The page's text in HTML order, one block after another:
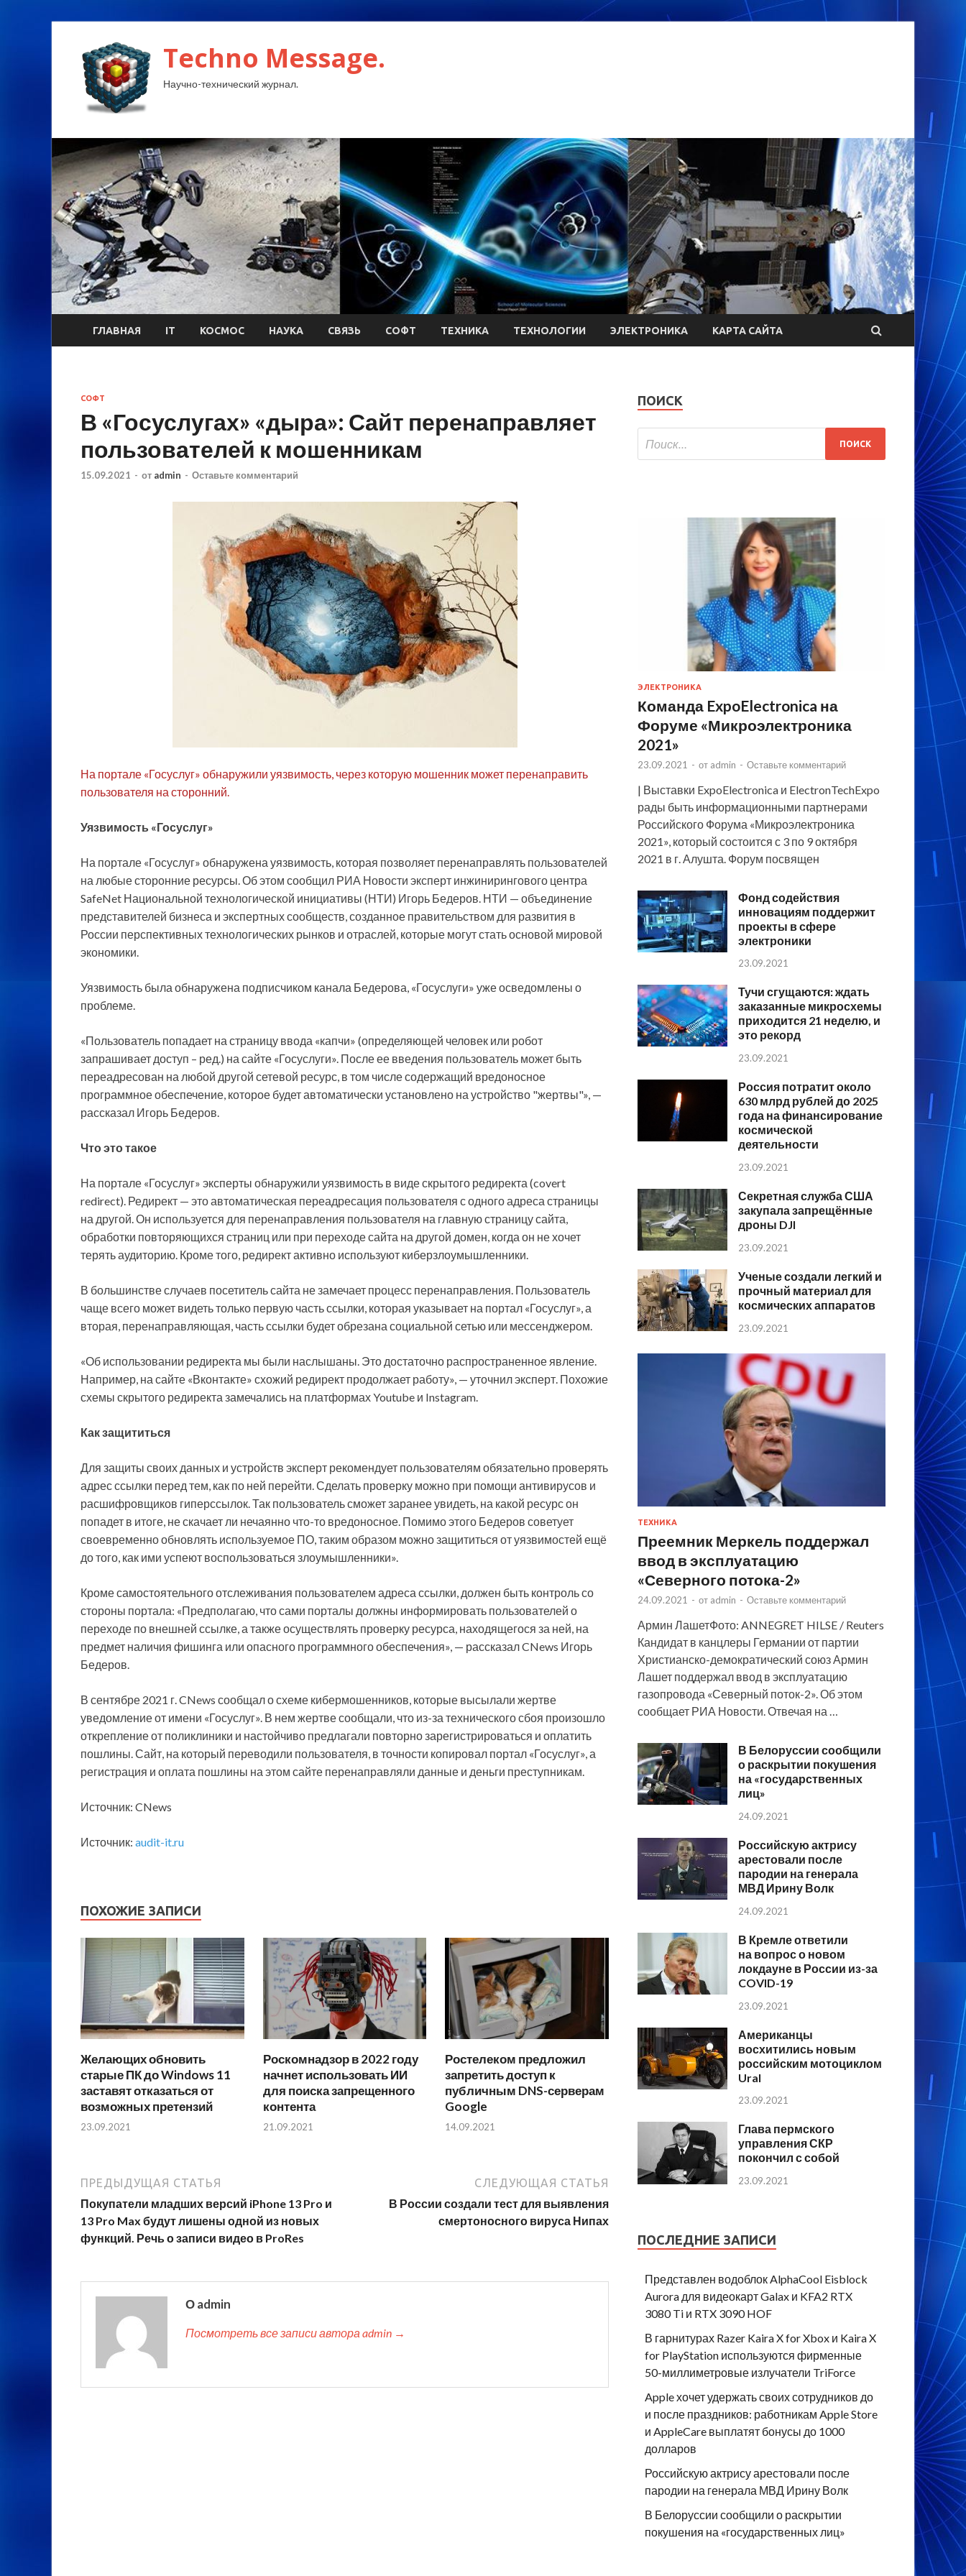
Techno Message.
Научно-технический журнал.
ГЛАВНАЯ IT КОСМОС НАУКА СВЯЗЬ СОФТ ТЕХНИКА ТЕХНОЛОГИИ ЭЛЕКТРОНИКА КАРТА САЙТА
СОФТ
В «Госуслугах» «дыра»: Сайт перенаправляет
пользователей к мошенникам
15.09.2021 - от admin - Оставьте комментарий
На портале «Госуслуг» обнаружили уязвимость, через которую мошенник может перенаправить
пользователя на сторонний.
Уязвимость «Госуслуг»
На портале «Госуслуг» обнаружена уязвимость, которая позволяет перенаправлять пользователей
на любые сторонние ресурсы. Об этом сообщил РИА Новости эксперт инжинирингового центра
SafeNet Национальной технологической инициативы (НТИ) Игорь Бедеров. НТИ — объединение
представителей бизнеса и экспертных сообществ, созданное правительством для развития в
России перспективных технологических рынков и отраслей, которые могут стать основой мировой
экономики.
Уязвимость была обнаружена подписчиком канала Бедерова, «Госуслуги» уже осведомлены о
проблеме.
«Пользователь попадает на страницу ввода «капчи» (определяющей человек или робот
запрашивает доступ – ред.) на сайте «Госуслуги». После ее введения пользователь может быть
переадресован на любой другой сетевой ресурс, в том числе содержащий вредоносное
программное обеспечение, которое будет автоматически установлено на устройство "жертвы"», —
рассказал Игорь Бедеров.
Что это такое
На портале «Госуслуг» эксперты обнаружили уязвимость в виде скрытого редиректа (covert
redirect). Редирект — это автоматическая переадресация пользователя с одного адреса страницы
на другой. Он используется для перенаправления пользователя на главную страницу сайта,
обработки повторяющихся страниц или при переходе сайта на другой домен, когда он не хочет
терять аудиторию. Кроме того, редирект активно используют киберзлоумышленники.
В большинстве случаев посетитель сайта не замечает процесс перенаправления. Пользователь
чаще всего может видеть только первую часть ссылки, которая указывает на портал «Госуслуг», а
вторая, перенаправляющая, часть ссылки будет обрезана социальной сетью или мессенджером.
«Об использовании редиректа мы были наслышаны. Это достаточно распространенное явление.
Например, на сайте «Вконтакте» схожий редирект продолжает работу», — уточнил эксперт. Похожие
схемы скрытого редиректа замечались на платформах Youtube и Instagram.
Как защититься
Для защиты своих данных и устройств эксперт рекомендует пользователям обязательно проверять
адрес ссылки перед тем, как по ней перейти. Сделать проверку можно при помощи антивирусов и
расшифровщиков гиперссылок. Так пользователь сможет заранее увидеть, на какой ресурс он
попадет в итоге, не скачает ли нечаянно что-то вредоносное. Помимо этого Бедеров​ советует
своевременно обновлять используемое ПО, таким образом можно защититься от уязвимостей ещё
до того, как ими успеют воспользоваться злоумышленники».
Кроме самостоятельного отслеживания пользователем адреса ссылки, должен быть контроль со
стороны портала: «Предполагаю, что сами порталы должны информировать пользователей о
переходе по внешней ссылке, а также осуществлять проверку ресурса, находящегося за ней, на
предмет наличия фишинга или опасного программного обеспечения», — рассказал​ CNews​ Игорь
Бедеров.
В сентябре 2021 г.​ CNews​ сообщал о схеме кибермошенников, которые высылали жертве
уведомление от имени «Госуслуг». В нем жертве сообщали, что из-за технического сбоя произошло
открепление от поликлиники и настойчиво предлагали повторно зарегистрироваться и оплатить
пошлины. Сайт, на который переводили пользователя, в точности копировал портал «Госуслуг», а
регистрация и оплата пошлины на этом сайте перенаправляли данные и деньги преступникам.
Источник: CNews
Источник: audit-it.ru
ПОХОЖИЕ ЗАПИСИ
Желающих обновить
старые ПК до Windows 11
заставят отказаться от
возможных претензий
23.09.2021
Роскомнадзор в 2022 году
начнет использовать ИИ
для поиска запрещенного
контента
21.09.2021
Ростелеком предложил
запретить доступ к
публичным DNS-серверам
Google
14.09.2021
ПРЕДЫДУЩАЯ СТАТЬЯ
Покупатели младших версий iPhone 13 Pro и
13 Pro Max будут лишены одной из новых
функций. Речь о записи видео в ProRes
СЛЕДУЮЩАЯ СТАТЬЯ
В России создали тест для выявления
смертоносного вируса Нипах
О admin
Посмотреть все записи автора admin →
ПОИСК
ЭЛЕКТРОНИКА
Команда ExpoElectronica на
Форуме «Микроэлектроника
2021»
23.09.2021 - от admin - Оставьте комментарий
| Выставки ExpoElectronica и ElectronTechExpo
рады быть информационными партнерами
Российского Форума «Микроэлектроника
2021», который состоится с 3 по 9 октября
2021 в г. Алушта. Форум посвящен
Фонд содействия
инновациям поддержит
проекты в сфере
электроники
23.09.2021
Тучи сгущаются: ждать
заказанные микросхемы
приходится 21 неделю, и
это рекорд
23.09.2021
Россия потратит около
630 млрд рублей до 2025
года на финансирование
космической
деятельности
23.09.2021
Секретная служба США
закупала запрещённые
дроны DJI
23.09.2021
Ученые создали легкий и
прочный материал для
космических аппаратов
23.09.2021
ТЕХНИКА
Преемник Меркель поддержал
ввод в эксплуатацию
«Северного потока-2»
24.09.2021 - от admin - Оставьте комментарий
Армин ЛашетФото: ANNEGRET HILSE / Reuters
Кандидат в канцлеры Германии от партии
Христианско-демократический союз Армин
Лашет поддержал ввод в эксплуатацию
газопровода «Северный поток-2». Об этом
сообщает РИА Новости. Отвечая на …
В Белоруссии сообщили
о раскрытии покушения
на «государственных
лиц»
24.09.2021
Российскую актрису
арестовали после
пародии на генерала
МВД Ирину Волк
24.09.2021
В Кремле ответили
на вопрос о новом
локдауне в России из-за
COVID-19
23.09.2021
Американцы
восхитились новым
российским мотоциклом
Ural
23.09.2021
Глава пермского
управления СКР
покончил с собой
23.09.2021
ПОСЛЕДНИЕ ЗАПИСИ
Представлен водоблок AlphaCool Eisblock
Aurora для видеокарт Galax и KFA2 RTX
3080 Ti и RTX 3090 HOF
В гарнитурах Razer Kaira X for Xbox и Kaira X
for PlayStation используются фирменные
50-миллиметровые излучатели TriForce
Apple хочет удержать своих сотрудников до
и после праздников: работникам Apple Store
и AppleCare выплатят бонусы до 1000
долларов
Российскую актрису арестовали после
пародии на генерала МВД Ирину Волк
В Белоруссии сообщили о раскрытии
покушения на «государственных лиц»